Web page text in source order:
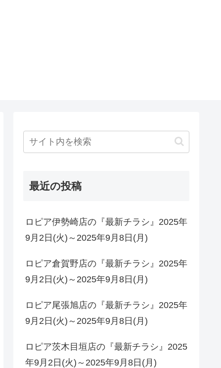
最近の投稿
ロピア伊勢崎店の『最新チラシ』2025年
9月2日(火)～2025年9月8日(月)
ロピア倉賀野店の『最新チラシ』2025年
9月2日(火)～2025年9月8日(月)
ロピア尾張旭店の『最新チラシ』2025年
9月2日(火)～2025年9月8日(月)
ロピア茨木目垣店の『最新チラシ』2025
年9月2日(火)～2025年9月8日(月)